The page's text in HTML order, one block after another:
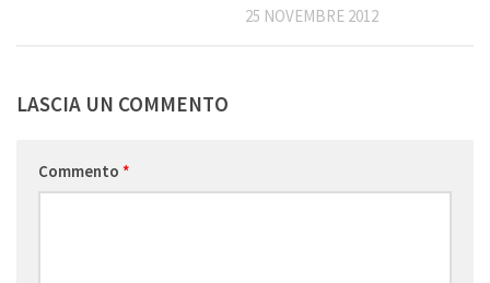
25 NOVEMBRE 2012
LASCIA UN COMMENTO
Commento *